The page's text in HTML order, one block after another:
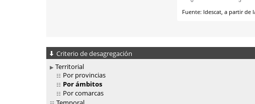
Criterio de desagregación
Territorial
Por provincias
Por ámbitos
Por comarcas